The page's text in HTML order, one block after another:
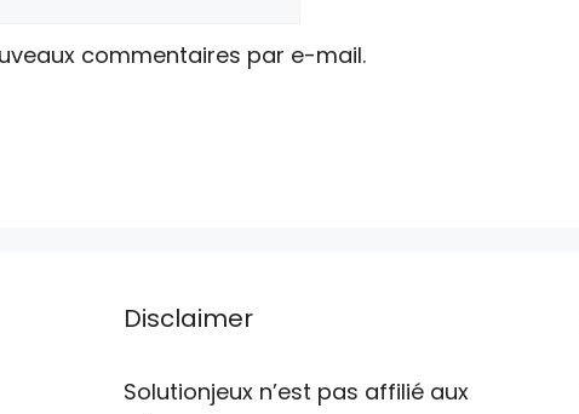
commentaires par e-mail.
Disclaimer
Solutionjeux n’est pas affilié aux